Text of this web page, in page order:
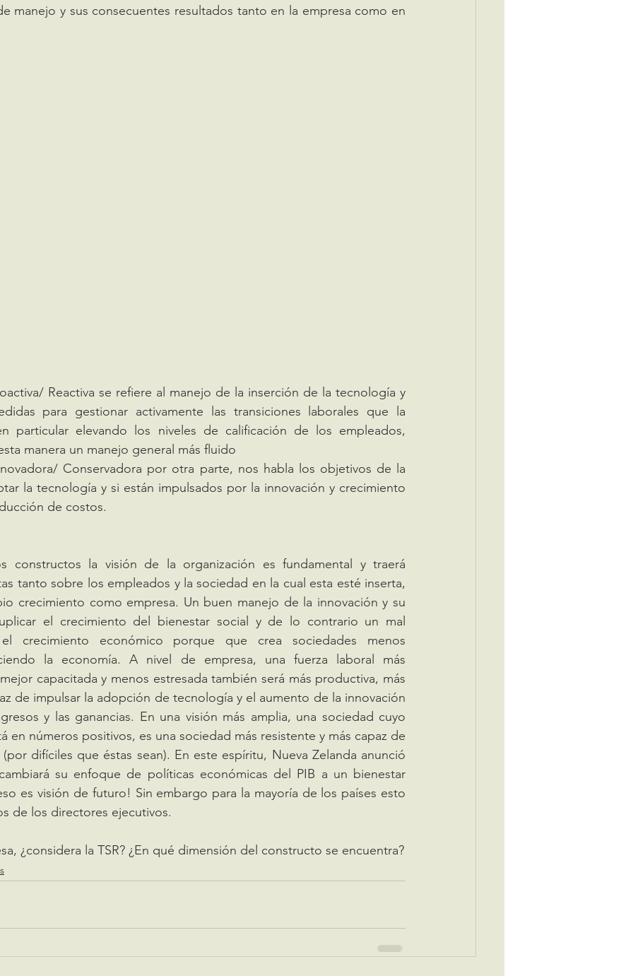
manejo y sus consecuentes resultados tanto en la empresa como en
Reactiva se refiere al manejo de la inserción de la tecnología y
para gestionar activamente las transiciones laborales que la
particular elevando los niveles de calificación de los empleados,
manera un manejo general más fluido
Conservadora por otra parte, nos habla los objetivos de la
la tecnología y si están impulsados por la innovación y crecimiento
de costos.
tanto sobre los empleados y la sociedad en la cual esta esté inserta,
crecimiento como empresa. Un buen manejo de la innovación y su
el crecimiento del bienestar social y de lo contrario un mal
crecimiento económico porque que crea sociedades menos
la economía. A nivel de empresa, una fuerza laboral más
capacitada y menos estresada también será más productiva, más
de impulsar la adopción de tecnología y el aumento de la innovación
y las ganancias. En una visión más amplia, una sociedad cuyo
en números positivos, es una sociedad más resistente y más capaz de
difíciles que éstas sean). En este espíritu, Nueva Zelanda anunció
su enfoque de políticas económicas del PIB a un bienestar
es visión de futuro! Sin embargo para la mayoría de los países esto
de los directores ejecutivos.